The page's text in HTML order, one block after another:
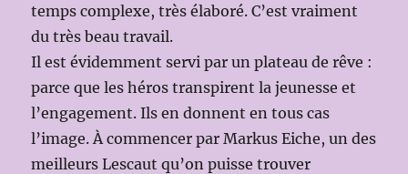
temps complexe, très élaboré. C’est vraiment
du très beau travail.
Il est évidemment servi par un plateau de rêve :
parce que les héros transpirent la jeunesse et
l’engagement. Ils en donnent en tous cas
l’image. À commencer par Markus Eiche, un des
meilleurs Lescaut qu’on puisse trouver